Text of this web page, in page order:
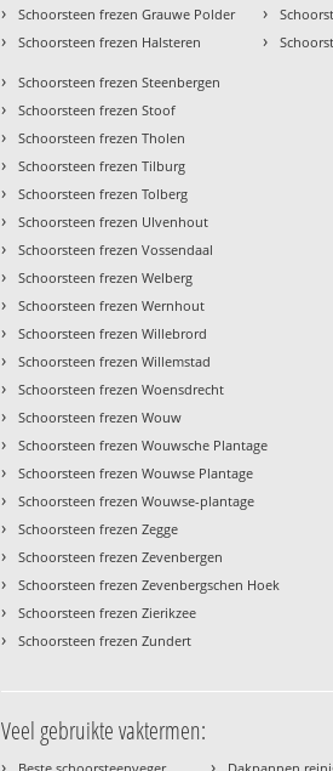
› Schoorsteen frezen Grauwe Polder
› Schoorsteen frezen Halsteren
›
›
› Schoorsteen frezen Steenbergen
› Schoorsteen frezen Stoof
› Schoorsteen frezen Tholen
› Schoorsteen frezen Tilburg
› Schoorsteen frezen Tolberg
› Schoorsteen frezen Ulvenhout
› Schoorsteen frezen Vossendaal
› Schoorsteen frezen Welberg
› Schoorsteen frezen Wernhout
› Schoorsteen frezen Willebrord
› Schoorsteen frezen Willemstad
› Schoorsteen frezen Woensdrecht
› Schoorsteen frezen Wouw
› Schoorsteen frezen Wouwsche Plantage
› Schoorsteen frezen Wouwse Plantage
› Schoorsteen frezen Wouwse-plantage
› Schoorsteen frezen Zegge
› Schoorsteen frezen Zevenbergen
› Schoorsteen frezen Zevenbergschen Hoek
› Schoorsteen frezen Zierikzee
› Schoorsteen frezen Zundert
Veel gebruikte vaktermen: